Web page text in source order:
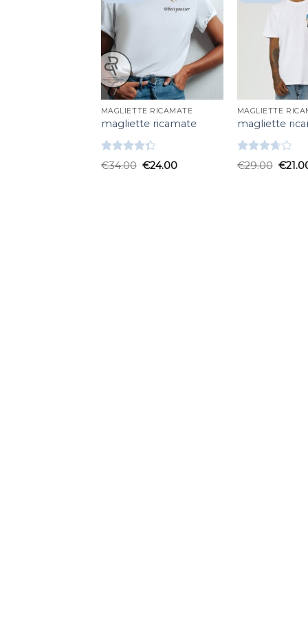
MAGLIETTE RICAMATE
magliette ricamate
Valutato
4.33su 5
€34.00 €24.00
MAGLIETTE
magliette
Valutato
3.67 su
€29.00 €